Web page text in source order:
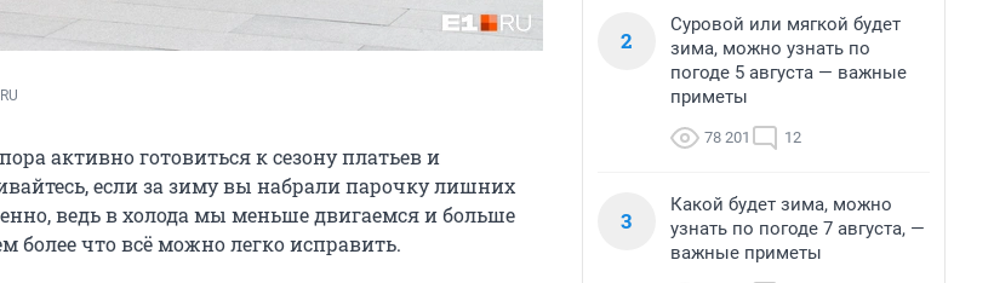
активно готовиться к сезону платьев и
если за зиму вы набрали парочку лишних
ведь в холода мы меньше двигаемся и больше
более что всё можно легко исправить.
2
Суровой или мягкой будет
зима, можно узнать по
погоде 5 августа — важные
приметы
78 201 12
3
Какой будет зима, можно
узнать по погоде 7 августа, —
важные приметы